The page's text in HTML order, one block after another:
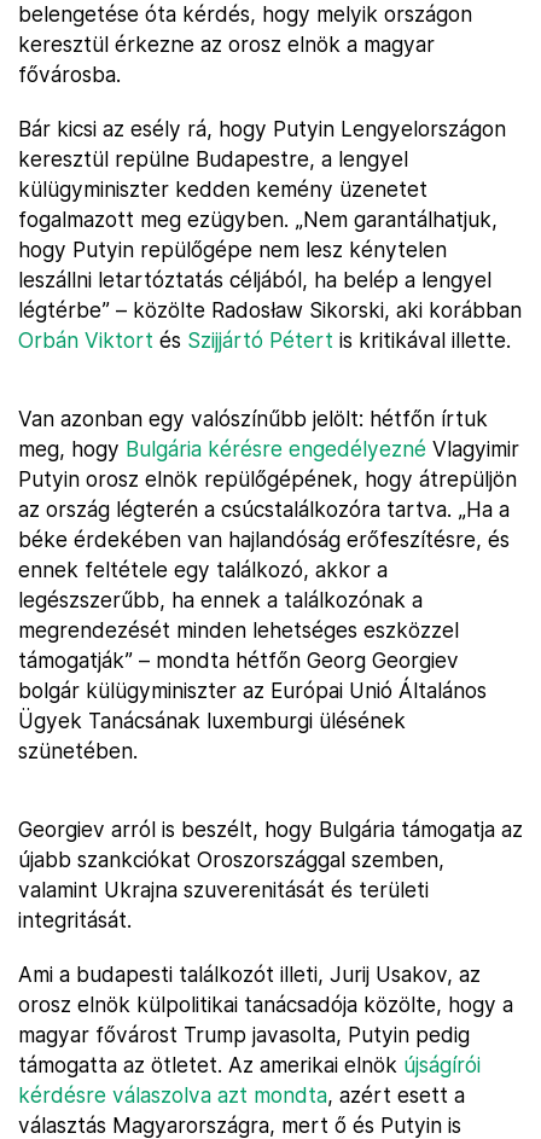
belengetése óta kérdés, hogy melyik országon
keresztül érkezne az orosz elnök a magyar
fővárosba.
Bár kicsi az esély rá, hogy Putyin Lengyelországon
keresztül repülne Budapestre, a lengyel
külügyminiszter kedden kemény üzenetet
fogalmazott meg ezügyben. „Nem garantálhatjuk,
hogy Putyin repülőgépe nem lesz kénytelen
leszállni letartóztatás céljából, ha belép a lengyel
légtérbe” – közölte Radosław Sikorski, aki korábban
Orbán Viktort és Szijjártó Pétert is kritikával illette.
Van azonban egy valószínűbb jelölt: hétfőn írtuk
meg, hogy Bulgária kérésre engedélyezné Vlagyimir
Putyin orosz elnök repülőgépének, hogy átrepüljön
az ország légterén a csúcstalálkozóra tartva. „Ha a
béke érdekében van hajlandóság erőfeszítésre, és
ennek feltétele egy találkozó, akkor a
legészszerűbb, ha ennek a találkozónak a
megrendezését minden lehetséges eszközzel
támogatják” – mondta hétfőn Georg Georgiev
bolgár külügyminiszter az Európai Unió Általános
Ügyek Tanácsának luxemburgi ülésének
szünetében.
Georgiev arról is beszélt, hogy Bulgária támogatja az
újabb szankciókat Oroszországgal szemben,
valamint Ukrajna szuverenitását és területi
integritását.
Ami a budapesti találkozót illeti, Jurij Usakov, az
orosz elnök külpolitikai tanácsadója közölte, hogy a
magyar fővárost Trump javasolta, Putyin pedig
támogatta az ötletet. Az amerikai elnök újságírói
kérdésre válaszolva azt mondta, azért esett a
választás Magyarországra, mert ő és Putyin is